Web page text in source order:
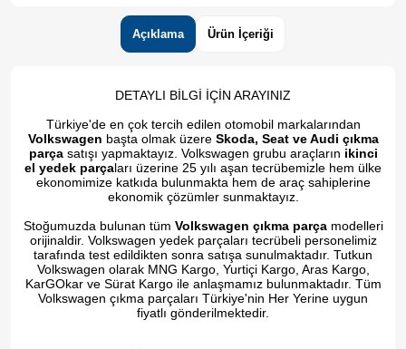
Açıklama Ürün İçeriği
DETAYLI BİLGİ İÇİN ARAYINIZ
Türkiye'de en çok tercih edilen otomobil markalarından
Volkswagen başta olmak üzere Skoda, Seat ve Audi çıkma
parçasatışı yapmaktayız. Volkswagen grubu araçların ikinci
el yedek parçaları üzerine 25 yılı aşan tecrübemizle hem ülke
ekonomimize katkıda bulunmakta hem de araç sahiplerine
ekonomik çözümler sunmaktayız.
Stoğumuzda bulunan tüm Volkswagen çıkma parçamodelleri
orijinaldir. Volkswagen yedek parçaları tecrübeli personelimiz
tarafında test edildikten sonra satışa sunulmaktadır. Tutkun
Volkswagen olarak MNG Kargo, Yurtiçi Kargo, Aras Kargo,
KarGOkar ve Sürat Kargo ile anlaşmamız bulunmaktadır. Tüm
Volkswagen çıkma parçaları Türkiye'nin Her Yerine uygun
fiyatlı gönderilmektedir.